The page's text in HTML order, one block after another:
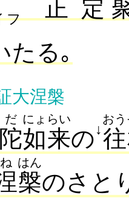
フ 正定
たる｡
大涅槃
如来
にょらい
の ↓
お
ね
槃
はん
のさと